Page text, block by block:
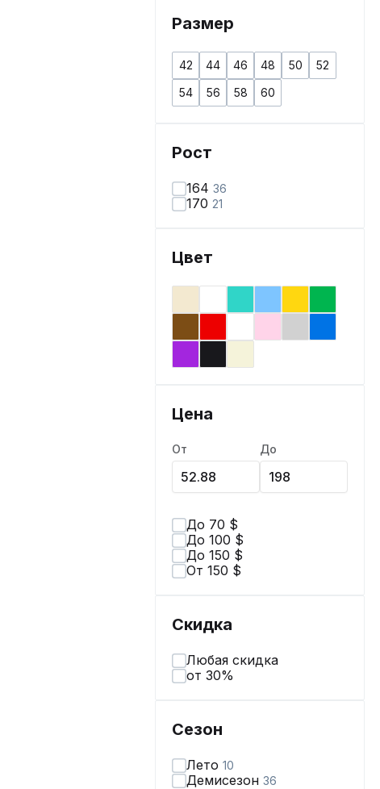
Размер
42 44 46 48 50
52
54
56 58 60
Рост
164 36
170 21
Цвет
Цена
От До
До 70 $
До 100 $
До 150 $
От 150 $
Скидка
Любая скидка
от 30%
Сезон
Лето 10
Демисезон 36